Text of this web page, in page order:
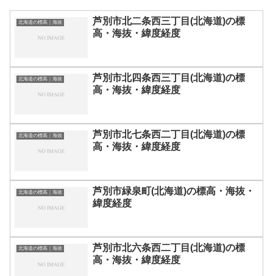
北海道の標高｜海抜
芦別市北二条西三丁目(北海道)の標
高・海抜・緯度経度
北海道の標高｜海抜
芦別市北四条西三丁目(北海道)の標
高・海抜・緯度経度
北海道の標高｜海抜
芦別市北七条西二丁目(北海道)の標
高・海抜・緯度経度
北海道の標高｜海抜
芦別市緑泉町(北海道)の標高・海抜・
緯度経度
北海道の標高｜海抜
芦別市北六条西二丁目(北海道)の標
高・海抜・緯度経度